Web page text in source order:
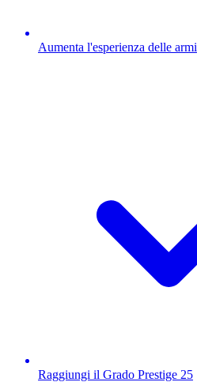
Aumenta l'esperienza delle armi
Raggiungi il Grado Prestige 25